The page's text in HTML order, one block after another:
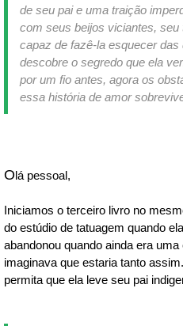
de seu pai e uma traição
com seus beijos viciantes,
capaz de fazê-la esquecer
descobre o segredo que ela
por um fio antes, agora os
essa história de amor
Olá pessoal,
Iniciamos o terceiro livro no
do estúdio de tatuagem quando
abandonou quando ainda era
imaginava que estaria tanto
permita que ela leve seu pai